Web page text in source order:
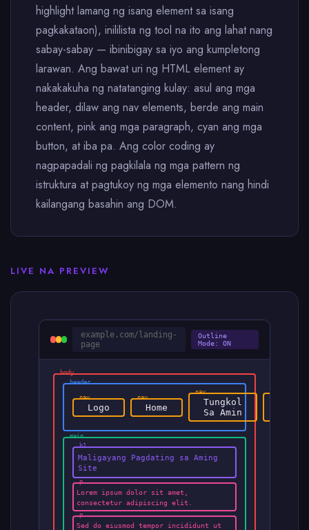
highlight lamang ng isang element sa isang
pagkakataon), inililista ng tool na ito ang lahat nang
sabay-sabay — ibinibigay sa iyo ang kumpletong
larawan. Ang bawat uri ng HTML element ay
nakakakuha ng natatanging kulay: asul ang mga
header, dilaw ang nav elements, berde ang main
content, pink ang mga paragraph, cyan ang mga
button, at iba pa. Ang color coding ay
nagpapadali ng pagkilala ng mga pattern ng
istruktura at pagtukoy ng mga elemento nang hindi
kailangang basahin ang DOM.
LIVE NA PREVIEW
example.com/landing-
page
Outline
Mode: ON
Logo Home
Tungkol
Sa Amin
Maligayang Pagdating sa Aming
Site
Lorem ipsum dolor sit amet,
consectetur adipiscing elit.
Sed do eiusmod tempor incididunt ut